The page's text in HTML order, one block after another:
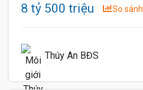
8 tỷ 500 triệu So sánh
Thúy An BĐS